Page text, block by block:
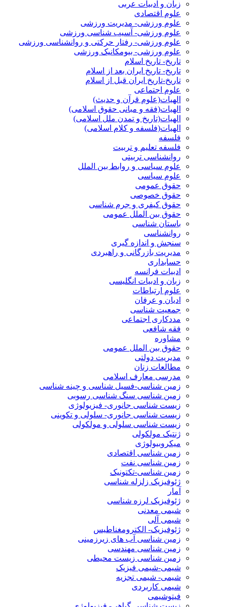
زبان و ادبیات عربی
علوم اقتصادی
علوم ورزشی- مدیریت ورزشی
علوم ورزشی- آسیب شناسی ورزشی
علوم ورزشی- رفتار حرکتی و روانشناسی ورزشی
علوم ورزشی- بیومکانیک ورزشی
تاریخ- تاریخ اسلام
تاریخ- تاریخ ایران بعد از اسلام
تاریخ-تاریخ ایران قبل از اسلام
علوم اجتماعی
الهیات(علوم قرآن و حدیث)
الهیات(فقه و مبانی حقوق اسلامی)
الهیات(تاریخ و تمدن ملل اسلامی)
الهیات(فلسفه و کلام اسلامی)
فلسفه
فلسفه تعلیم و تربیت
روانشناسی تربیتی
علوم سیاسی و روابط بین الملل
علوم سیاسی
حقوق عمومی
حقوق خصوصی
حقوق کیفری و جرم شناسی
حقوق بین الملل عمومی
باستان شناسی
روانشناسی
سنجش و اندازه گیری
مدیریت بازرگانی و راهبردی
حسابداری
ادبیات فرانسه
زبان و ادبیات انگلیسی
علوم ارتباطات
ادیان و عرفان
جمعیت شناسی
مددکاری اجتماعی
فقه شافعی
مشاوره
حقوق بین الملل عمومی
مدیریت دولتی
مطالعات زنان
مدرسی معارف اسلامی
زمین شناسی-فسیل شناسی و چینه شناسی
زمین شناسی سنگ شناسی رسوبی
زیست شناسی جانوری- فیزیولوژی
زیست شناسی جانوری- سلولی و تکوینی
زیست شناسی سلولی و مولکولی
ژنتیک مولکولی
میکروبیولوژی
زمین شناسی اقتصادی
زمین شناسی نفت
زمین شناسی-تکتونیک
ژئوفیزیک زلزله شناسی
آمار
ژئوفیزیک لرزه شناسی
شیمی معدنی
شیمی آلی
ژئوفیزیک- الکترومغناطیس
زمین شناسی آب های زیرزمینی
زمین شناسی مهندسی
زمین شناسی زیست محیطی
شیمی-شیمی فیزیک
شیمی- شیمی تجزیه
شیمی کاربردی
فیتوشیمی